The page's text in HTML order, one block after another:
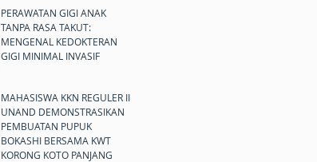
PERAWATAN GIGI ANAK
TANPA RASA TAKUT:
MENGENAL KEDOKTERAN
GIGI MINIMAL INVASIF
MAHASISWA KKN REGULER II
UNAND DEMONSTRASIKAN
PEMBUATAN PUPUK
BOKASHI BERSAMA KWT
KORONG KOTO PANJANG